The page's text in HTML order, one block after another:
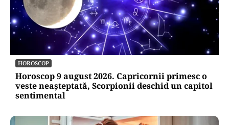
HOROSCOP
Horoscop 9 august 2026. Capricornii primesc o
veste neașteptată, Scorpionii deschid un capitol
sentimental